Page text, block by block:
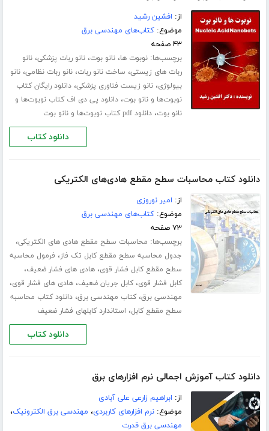
از: افشین رشید
موضوع:کتاب‌های مهندسی برق
۴۳ صفحه
برچسب‌ها:نوبوت‌ ها،نانو بوت،نانو ربات پزشکی،نانو
ربات های زیستی، ساخت نانو ربات،نانو ربات نظامی،نانو
بیولوژی،نانو زیست فناوری پزشکی،دانلود رایگان کتاب
نوبوت‌ها و نانو بوت،دانلود پی دی اف کتاب نوبوت‌ها و
نانو بوت،دانلود pdf کتاب نوبوت‌ها و نانو بوت
دانلود کتاب
دانلود کتاب محاسبات سطح مقطع هادی‌های الکتریکی
از: امیر نوروزی
موضوع:کتاب‌های مهندسی برق
۷۳ صفحه
برچسب‌ها: محاسبات سطح مقطع هادی های الکتریکی،
جدول محاسبه سطح مقطع کابل تک فاز، فرمول محاسبه
سطح مقطع کابل فشار قوی،هادی های فشار ضعیف،
کابل فشار قوی،کابل جریان ضعیف،هادی های فشار قوی،
مهندسی برق،کتاب مهندسی برق،دانلود کتاب محاسبه
سطح مقطع کابل، استاندارد کابلهای فشار ضعیف
دانلود کتاب
دانلود کتاب آموزش اجمالی نرم افزار‌های برق
از: ابراهیم زارعی علی آبادی
موضوع:نرم افزارهای کاربردی، مهندسی برق الکترونیک،
مهندسی برق قدرت